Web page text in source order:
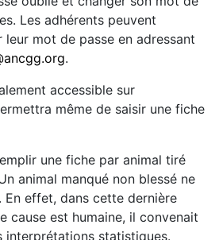
Les adhérents peuvent
leur mot de passe en adressant
.
accessible sur
même de saisir une fiche
une fiche par animal tiré
animal manqué non blessé ne
En effet, dans cette dernière
cause est humaine, il convenait
interprétations statistiques.